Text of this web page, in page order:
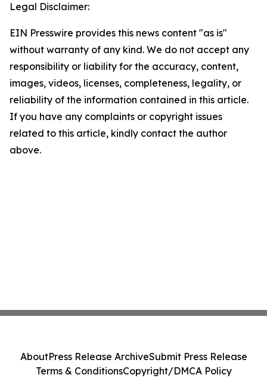
Legal Disclaimer:
EIN Presswire provides this news content "as is"
without warranty of any kind. We do not accept any
responsibility or liability for the accuracy, content,
images, videos, licenses, completeness, legality, or
reliability of the information contained in this article.
If you have any complaints or copyright issues
related to this article, kindly contact the author
above.
AboutPress Release ArchiveSubmit Press Release
Terms & ConditionsCopyright/DMCA Policy